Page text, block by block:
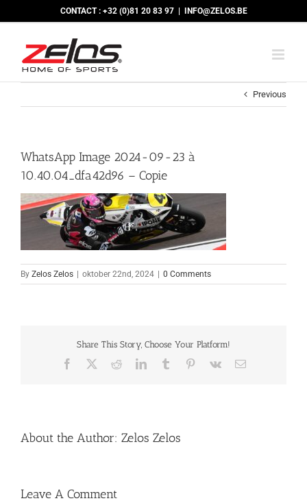
CONTACT : +32 (0)81 20 83 97 INFO@ZELOS.BE
Previous
WhatsApp Image 2024-09-23 à
10.40.04_dfa42d96 – Copie
By Zelos Zelos oktober 22nd, 2024 0 Comments
Share This Story, Choose Your Platform!
Facebook RedditLinkedInTumblr Pinterest
Vk Email
About the Author: Zelos Zelos
Leave A Comment